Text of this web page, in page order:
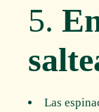
5.
Las